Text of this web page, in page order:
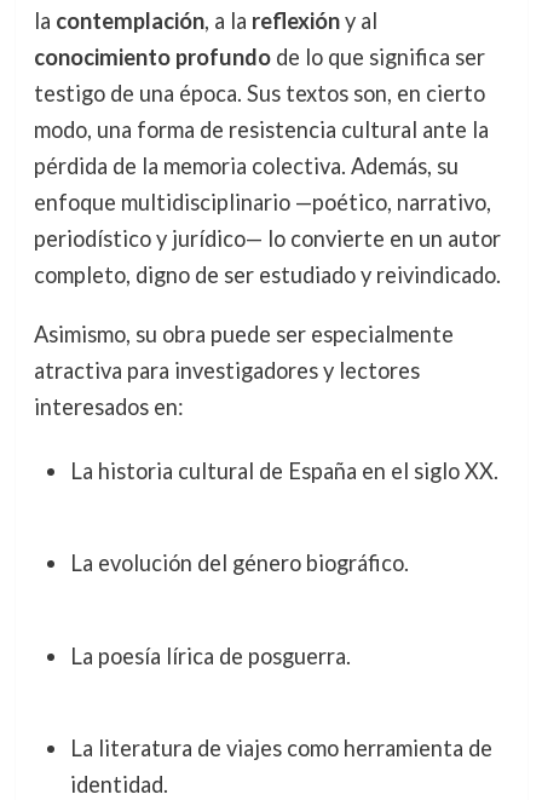
la contemplación, a la reflexióny al
conocimiento profundode lo que significa ser
testigo de una época. Sus textos son, en cierto
modo, una forma de resistencia cultural ante la
pérdida de la memoria colectiva. Además, su
enfoque multidisciplinario —poético, narrativo,
periodístico y jurídico— lo convierte en un autor
completo, digno de ser estudiado y reivindicado.
Asimismo, su obra puede ser especialmente
atractiva para investigadores y lectores
interesados en:
La historia cultural de España en el siglo XX.
La evolución del género biográfico.
La poesía lírica de posguerra.
La literatura de viajes como herramienta de
identidad.